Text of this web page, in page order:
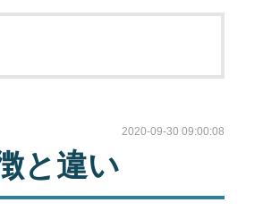
2020-09-30 09:00:08
と違い